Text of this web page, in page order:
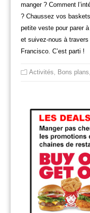
manger ? Comment
? Chaussez vos
petite veste pour parer
et suivez-nous à
Francisco. C’est parti !
Activités Bons plans